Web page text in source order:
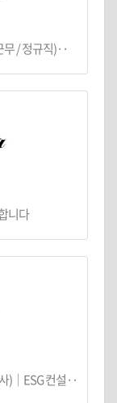
/ 정규직)··
니다
)｜ESG 컨설··